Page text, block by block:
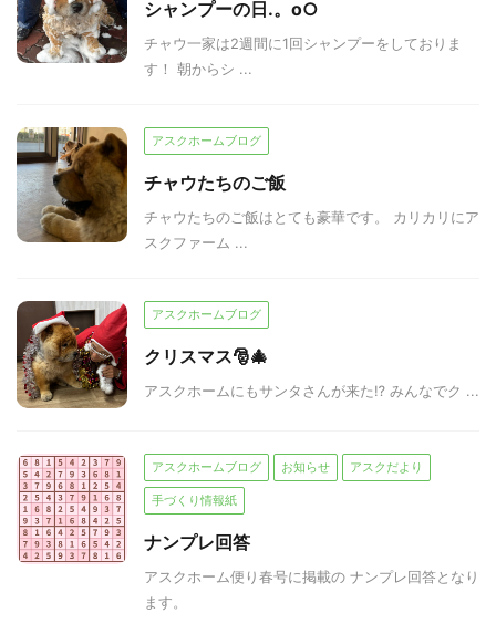
シャンプーの日.。o○
チャウ一家は2週間に1回シャンプーをしておりま
す！ 朝からシ ...
アスクホームブログ
チャウたちのご飯
チャウたちのご飯はとても豪華です。 カリカリにア
スクファーム ...
アスクホームブログ
クリスマス🎅🎄
アスクホームにもサンタさんが来た⁉ みんなでク ...
アスクホームブログ お知らせ アスクだより
手づくり情報紙
ナンプレ回答
アスクホーム便り春号に掲載の ナンプレ回答となり
ます。